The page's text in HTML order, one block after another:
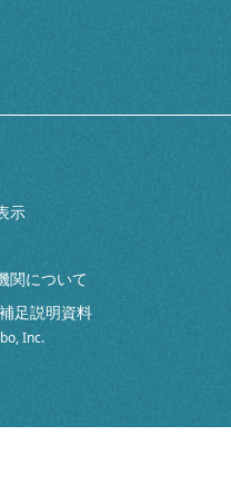
示
関について
足説明資料
Inc.